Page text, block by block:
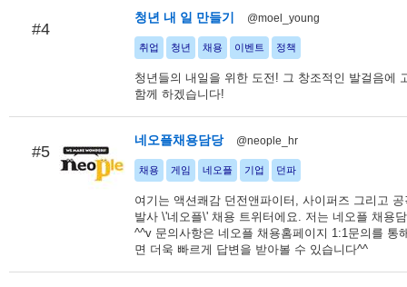
#4
청년 내 일 만들기 @moel_young
취업 청년 채용 이벤트 정책
청년들의 내일을 위한 도전! 그 창조적인 발걸음에
함께 하겠습니다!
#5
네오플채용담당 @neople_hr
채용 게임 네오플 기업 던파
여기는 액션쾌감 던전앤파이터, 사이퍼즈 그리고
발사 \'네오플\' 채용 트위터에요. 저는 네오플 채용
^^v 문의사항은 네오플 채용홈페이지 1:1문의를 통
면 더욱 빠르게 답변을 받아볼 수 있습니다^^